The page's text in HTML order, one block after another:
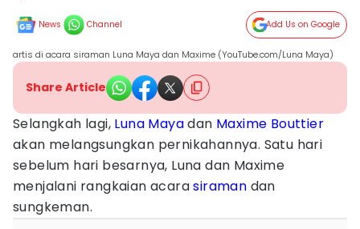
News Channel Add Us on Google
artis di acara siraman Luna Maya dan Maxime (YouTube.com/Luna Maya)
Share Article
Selangkah lagi, Luna Mayadan Maxime Bouttier
akan melangsungkan pernikahannya. Satu hari
sebelum hari besarnya, Luna dan Maxime
menjalani rangkaian acarasiraman dan
sungkeman.